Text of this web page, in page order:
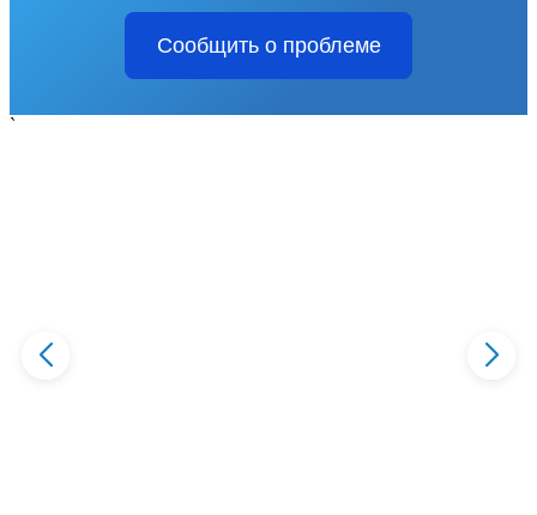
Сообщить о проблеме
`